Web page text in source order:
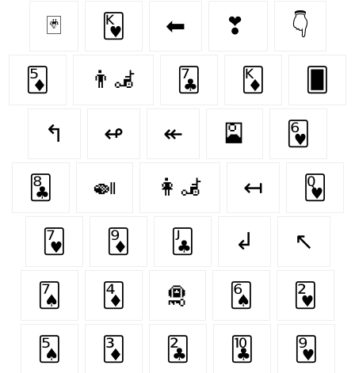
🃏 🂾 ⬅ ❣ 👇
🃅 👨‍🦼 🃗 🃎
↰ ↫ ↞ 🎴 🂶
🃘 🍛 👩‍🦼 ↤ 🂽
🂷 🃉 🃛 ↲ ↖
🂧 🃄 🛅 🂦 🂲
🂥 🃃 🃒 🃚 🂹